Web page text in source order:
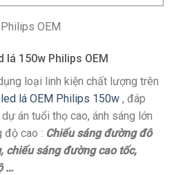
lá 150w Philips OEM
loại linh kiện chất lượng trên
lá OEM Philips 150w , đáp
án tuổi thọ cao, ánh sáng lớn
độ cao : Chiếu sáng đường đô
chiếu sáng đường cao tốc,
…